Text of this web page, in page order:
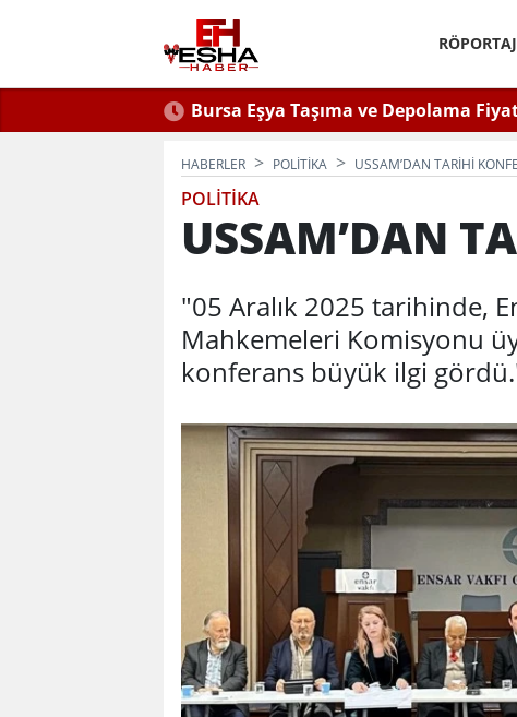
Güvenli Hizmet
Bilinmesi Gerekenler
Semra
HABERLER POLITIKA USSAM’DAN TARİHİ
POLITIKA
USSAM’DAN
"05 Aralık 2025 tarihinde,
Mahkemeleri Komisyonu
konferans büyük ilgi